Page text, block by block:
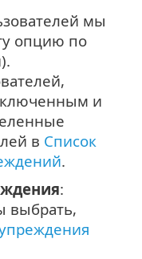
мы
опцию по
и
в Список
.
:
выбрать,